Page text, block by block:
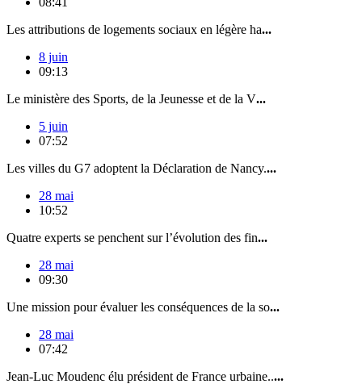
Les attributions de logements sociaux en légère ha...
8 juin
09:13
Le ministère des Sports, de la Jeunesse et de la V...
5 juin
07:52
Les villes du G7 adoptent la Déclaration de Nancy....
28 mai
10:52
Quatre experts se penchent sur l’évolution des fin...
28 mai
09:30
Une mission pour évaluer les conséquences de la so...
28 mai
07:42
Jean-Luc Moudenc élu président de France urbaine.....